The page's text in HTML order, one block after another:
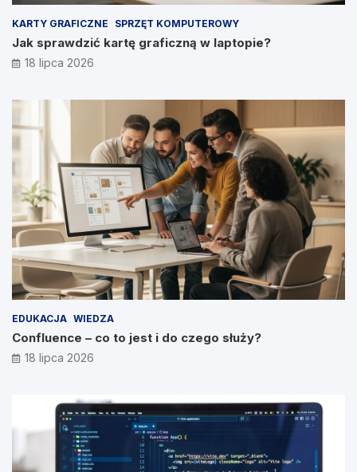
KARTY GRAFICZNE SPRZĘT KOMPUTEROWY
Jak sprawdzić kartę graficzną w laptopie?
18 lipca 2026
EDUKACJA WIEDZA
Confluence – co to jest i do czego służy?
18 lipca 2026